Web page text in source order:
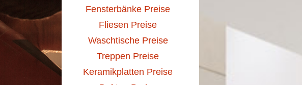
Fensterbänke Preise
Fliesen Preise
Waschtische Preise
Treppen Preise
Keramikplatten Preise